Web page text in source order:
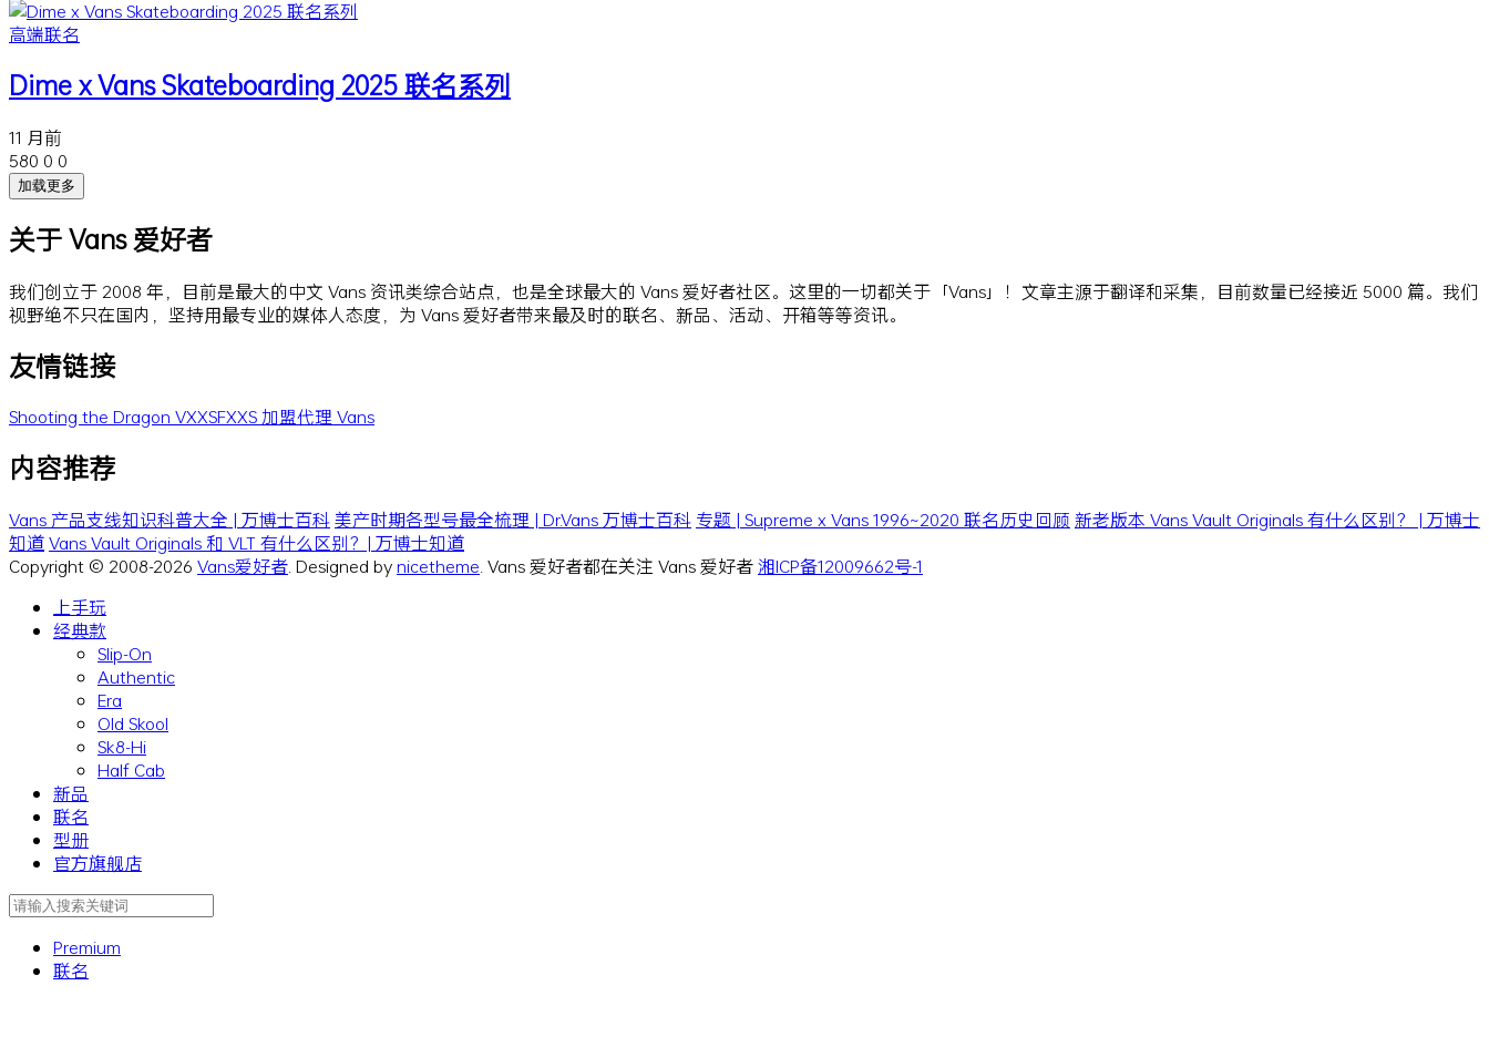
高端联名
Dime x Vans Skateboarding 2025 联名系列
11 月前
580 0 0
加载更多
关于 Vans 爱好者
我们创立于 2008 年，目前是最大的中文 Vans 资讯类综合站点，也是全球最大的 Vans 爱好者社区。这里的一切都关于「Vans」！文章主源于翻译和采集，目前数量已经接近 5000 篇。我们
视野绝不只在国内，坚持用最专业的媒体人态度，为 Vans 爱好者带来最及时的联名、新品、活动、开箱等等资讯。
友情链接
Shooting the Dragon VXXSFXXS加盟代理 Vans
内容推荐
Vans 产品支线知识科普大全 | 万博士百科美产时期各型号最全梳理 | Dr.Vans 万博士百科 专题 | Supreme x Vans 1996~2020 联名历史回顾 新老版本 Vans Vault Originals 有什么区别？ | 万博士
知道Vans Vault Originals 和 VLT 有什么区别？| 万博士知道
Copyright © 2008-2026 Vans爱好者. Designed bynicetheme. Vans 爱好者都在关注 Vans 爱好者湘ICP备12009662号-1
上手玩
经典款
Slip-On
Authentic
Era
Old Skool
Sk8-Hi
Half Cab
新品
联名
型册
官方旗舰店
Premium
联名